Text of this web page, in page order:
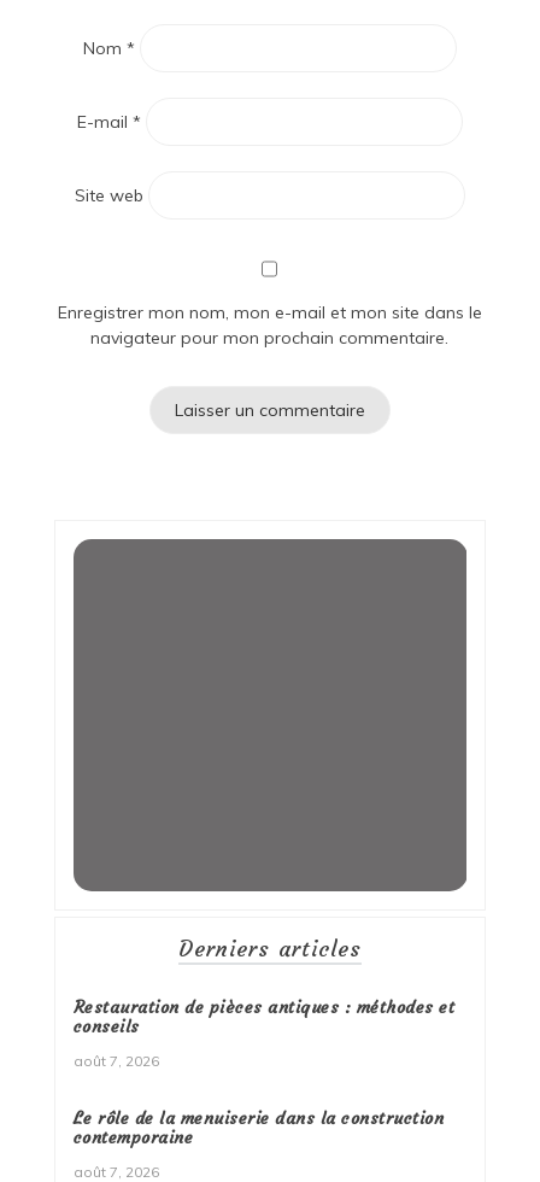
Nom *
E-mail *
Site web
Enregistrer mon nom, mon e-mail et mon site dans le
navigateur pour mon prochain commentaire.
Derniers articles
Restauration de pièces antiques : méthodes et
conseils
août 7, 2026
Le rôle de la menuiserie dans la construction
contemporaine
août 7, 2026